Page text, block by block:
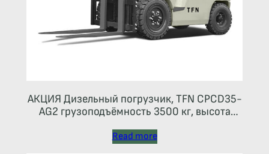
АКЦИЯ Дизельный погрузчик, TFN CPCD35-
AG2 грузоподъёмность 3500 кг, высота
Read more